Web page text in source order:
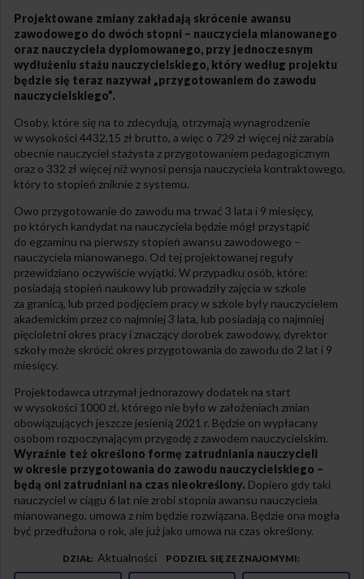
Projektowane zmiany zakładają skrócenie awansu
zawodowego do dwóch stopni – nauczyciela mianowanego
oraz nauczyciela dyplomowanego, przy jednoczesnym
wydłużeniu stażu nauczycielskiego, który według projektu
będzie się teraz nazywał „przygotowaniem do zawodu
nauczycielskiego”.
Osoby, które się na to zdecydują, otrzymają wynagrodzenie
w wysokości 4432,15 zł brutto, a więc o 729 zł więcej niż zarabia
obecnie nauczyciel stażysta z przygotowaniem pedagogicznym
oraz o 332 zł więcej niż wynosi pensja nauczyciela kontraktowego,
który to stopień zniknie z systemu.
Owo przygotowanie do zawodu ma trwać 3 lata i 9 miesięcy,
po których kandydat na nauczyciela będzie mógł przystąpić
do egzaminu na pierwszy stopień awansu zawodowego –
nauczyciela mianowanego. Od tej projektowanej reguły
przewidziano oczywiście wyjątki. W przypadku osób, które:
posiadają stopień naukowy lub prowadziły zajęcia w szkole
za granicą, lub przed podjęciem pracy w szkole były nauczycielem
akademickim przez co najmniej 3 lata, lub posiadają co najmniej
pięcioletni okres pracy i znaczący dorobek zawodowy, dyrektor
szkoły może skrócić okres przygotowania do zawodu do 2 lat i 9
miesięcy.
Projektodawca utrzymał jednorazowy dodatek na start
w wysokości 1000 zł, którego nie było w założeniach zmian
obowiązujących jeszcze jesienią 2021 r. Będzie on wypłacany
osobom rozpoczynającym przygodę z zawodem nauczycielskim.
Wyraźnie też określono formę zatrudniania nauczycieli
w okresie przygotowania do zawodu nauczycielskiego –
będą oni zatrudniani na czas nieokreślony. Dopiero gdy taki
nauczyciel w ciągu 6 lat nie zrobi stopnia awansu nauczyciela
mianowanego, umowa z nim będzie rozwiązana. Będzie ona mogła
być przedłużona o rok, ale już jako umowa na czas określony.
DZIAŁ Aktualności PODZIEL SIĘ ZE ZNAJOMYMI